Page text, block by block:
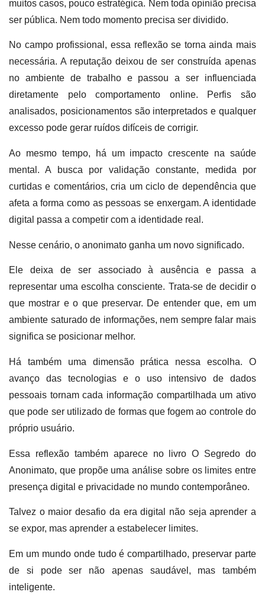
muitos casos, pouco estratégica. Nem toda opinião precisa
ser pública. Nem todo momento precisa ser dividido.
No campo profissional, essa reflexão se torna ainda mais
necessária. A reputação deixou de ser construída apenas
no ambiente de trabalho e passou a ser influenciada
diretamente pelo comportamento online. Perfis são
analisados, posicionamentos são interpretados e qualquer
excesso pode gerar ruídos difíceis de corrigir.
Ao mesmo tempo, há um impacto crescente na saúde
mental. A busca por validação constante, medida por
curtidas e comentários, cria um ciclo de dependência que
afeta a forma como as pessoas se enxergam. A identidade
digital passa a competir com a identidade real.
Nesse cenário, o anonimato ganha um novo significado.
Ele deixa de ser associado à ausência e passa a
representar uma escolha consciente. Trata-se de decidir o
que mostrar e o que preservar. De entender que, em um
ambiente saturado de informações, nem sempre falar mais
significa se posicionar melhor.
Há também uma dimensão prática nessa escolha. O
avanço das tecnologias e o uso intensivo de dados
pessoais tornam cada informação compartilhada um ativo
que pode ser utilizado de formas que fogem ao controle do
próprio usuário.
Essa reflexão também aparece no livro O Segredo do
Anonimato, que propõe uma análise sobre os limites entre
presença digital e privacidade no mundo contemporâneo.
Talvez o maior desafio da era digital não seja aprender a
se expor, mas aprender a estabelecer limites.
Em um mundo onde tudo é compartilhado, preservar parte
de si pode ser não apenas saudável, mas também
inteligente.